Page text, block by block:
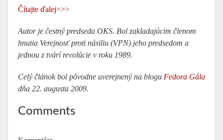
Čítajte ďalej>>>
Autor je čestný predseda OKS. Bol zakladajúcim členom
hnutia Verejnosť proti násiliu (VPN) jeho predsedom a
jednou z tvárí revolúcie v roku 1989.
Celý článok bol pôvodne uverejnený na blogu Fedora Gála
dňa 22. augusta 2009.
Comments